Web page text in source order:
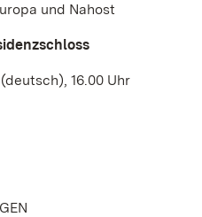
und Nahost
16.00 Uhr